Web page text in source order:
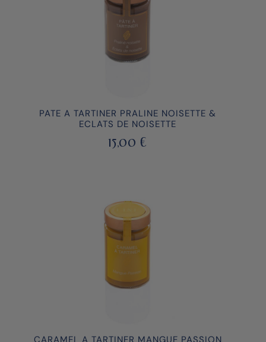
PATE A TARTINER PRALINE NOISETTE &
ECLATS DE NOISETTE
15,00 €
CARAMEL A TARTINER MANGUE PASSION